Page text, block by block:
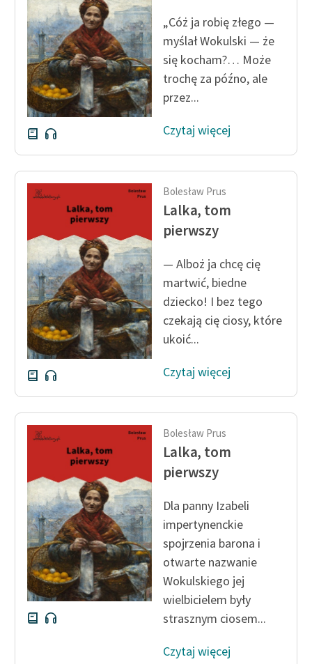
„Cóż ja robię złego —
myślał Wokulski — że
się kocham?… Może
trochę za późno, ale
przez...
Czytaj więcej
Bolesław Prus
Lalka, tom
pierwszy
— Alboż ja chcę cię
martwić, biedne
dziecko! I bez tego
czekają cię ciosy, które
ukoić...
Czytaj więcej
Bolesław Prus
Lalka, tom
pierwszy
Dla panny Izabeli
impertynenckie
spojrzenia barona i
otwarte nazwanie
Wokulskiego jej
wielbicielem były
strasznym ciosem...
Czytaj więcej